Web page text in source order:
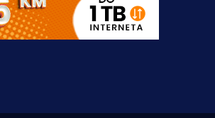
novca, pretresaju
FK Borac!